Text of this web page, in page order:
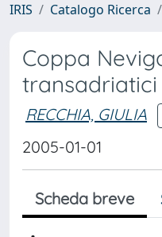
IRIS Catalogo Ricerca
Coppa
transadriatici
RECCHIA, GIULIA
2005-01-01
Scheda breve